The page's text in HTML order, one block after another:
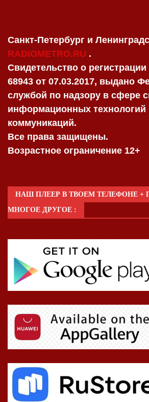
Санкт-Петербург и
RADIOMETRO.RU .
Свидетельство о
68943 от 07.03.2017, выдано
службой по надзору в сфере
информационных
коммуникаций.
Все права защищены.
Возрастное ограничение 12+
НАШ ПЛЕЕР В ТВОЕМ ТЕЛЕФОНЕ +
МНОГОЕ ДРУГОЕ :